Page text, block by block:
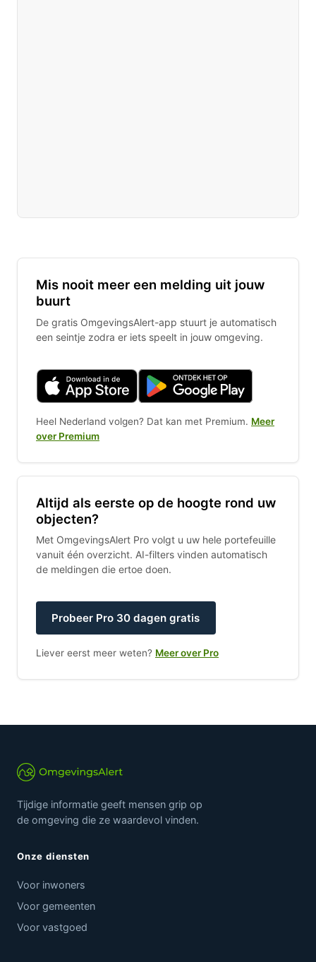
Mis nooit meer een melding uit jouw
buurt
De gratis OmgevingsAlert-app stuurt je automatisch
een seintje zodra er iets speelt in jouw omgeving.
Heel Nederland volgen? Dat kan met Premium. Meer
over Premium
Altijd als eerste op de hoogte rond uw
objecten?
Met OmgevingsAlert Pro volgt u uw hele portefeuille
vanuit één overzicht. AI-filters vinden automatisch
de meldingen die ertoe doen.
Probeer Pro 30 dagen gratis
Liever eerst meer weten? Meer over Pro
Tijdige informatie geeft mensen grip op
de omgeving die ze waardevol vinden.
Onze diensten
Voor inwoners
Voor gemeenten
Voor vastgoed